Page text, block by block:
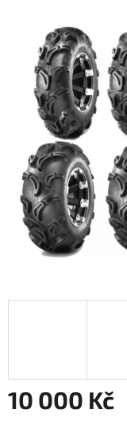
hvězdiček.
10 000 Kč